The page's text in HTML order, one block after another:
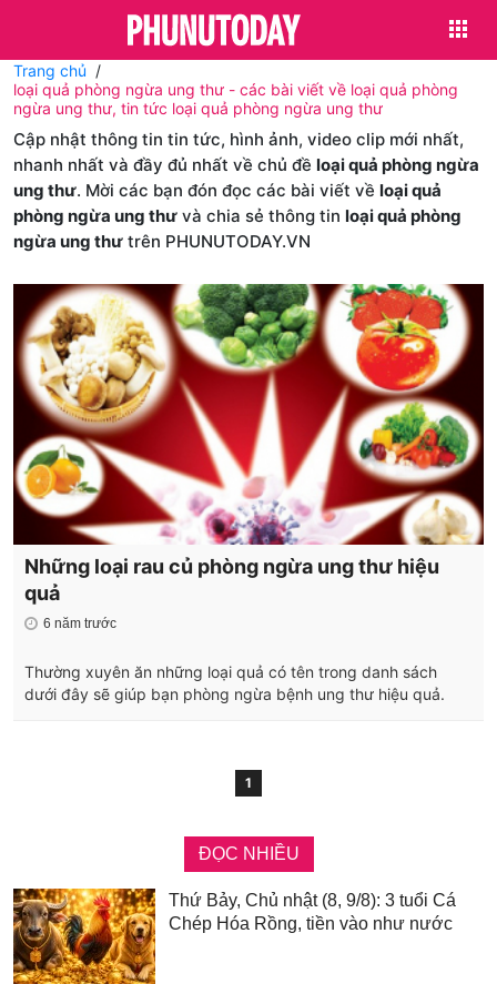
Trang chủ
loại quả phòng ngừa ung thư - các bài viết về loại quả phòng
ngừa ung thư, tin tức loại quả phòng ngừa ung thư
Cập nhật thông tin tin tức, hình ảnh, video clip mới nhất,
nhanh nhất và đầy đủ nhất về chủ đề loại quả phòng ngừa
ung thư. Mời các bạn đón đọc các bài viết về loại quả
phòng ngừa ung thư và chia sẻ thông tin loại quả phòng
ngừa ung thư trên PHUNUTODAY.VN
Những loại rau củ phòng ngừa ung thư hiệu
quả
6 năm trước
Thường xuyên ăn những loại quả có tên trong danh sách
dưới đây sẽ giúp bạn phòng ngừa bệnh ung thư hiệu quả.
1
ĐỌC NHIỀU
Thứ Bảy, Chủ nhật (8, 9/8): 3 tuổi Cá
Chép Hóa Rồng, tiền vào như nước